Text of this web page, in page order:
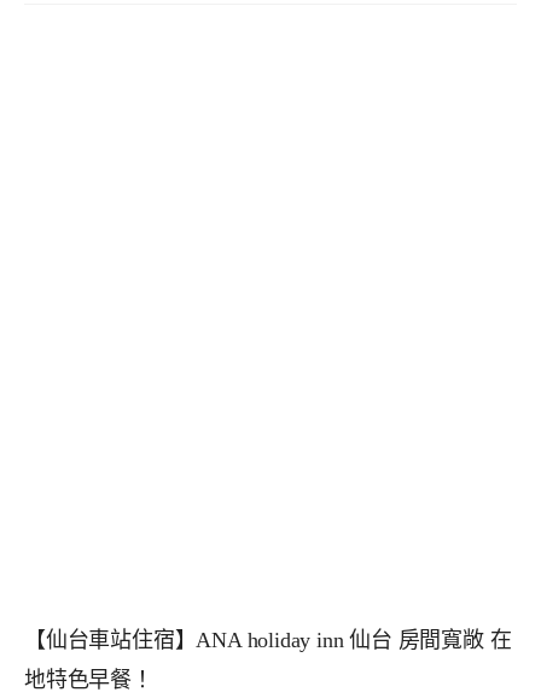
【仙台車站住宿】ANA holiday inn 仙台 房間寬敞 在
地特色早餐！